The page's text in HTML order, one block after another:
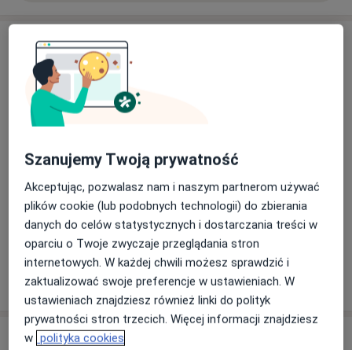
Aktualności
lek. Olga Grzelak
26 Stycznia 3, 44-196 Knurów
AMIRO Medical Clinic - z miłości do zdrowia.
29/10/2025
Usługi i ceny
Szanujemy Twoją prywatność
Akceptując, pozwalasz nam i naszym partnerom używać
plików cookie (lub podobnych technologii) do zbierania
danych do celów statystycznych i dostarczania treści w
oparciu o Twoje zwyczaje przeglądania stron
internetowych. W każdej chwili możesz sprawdzić i
zaktualizować swoje preferencje w ustawieniach. W
ustawieniach znajdziesz również linki do polityk
prywatności stron trzecich. Więcej informacji znajdziesz
w polityka cookies